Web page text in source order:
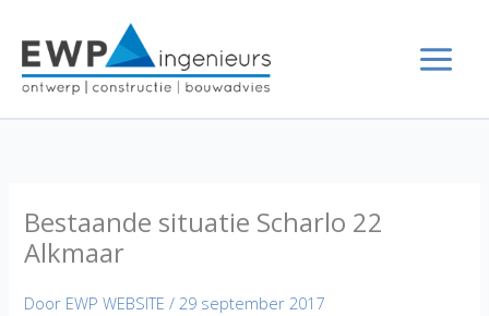
inhoud
Bestaande situatie Scharlo 22
Alkmaar
Door EWP WEBSITE/29 september 2017